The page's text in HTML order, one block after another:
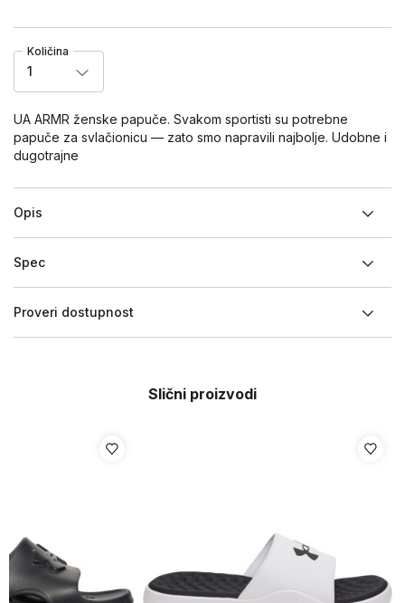
Količina
1
UA ARMR ženske papuče. Svakom sportisti su potrebne
papuče za svlačionicu — zato smo napravili najbolje. Udobne i
dugotrajne
Opis
Spec
Proveri dostupnost
Slični proizvodi